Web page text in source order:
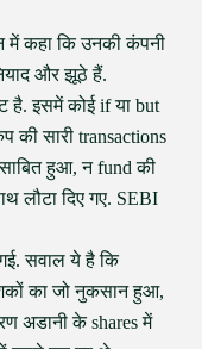
में कहा कि उनकी कंपनी
और झूठे हैं.
है. इसमें कोई if या but
की सारी transactions
साबित हुआ, न fund की
लौटा दिए गए. SEBI
सवाल ये है कि
का जो नुकसान हुआ,
अडानी के shares में